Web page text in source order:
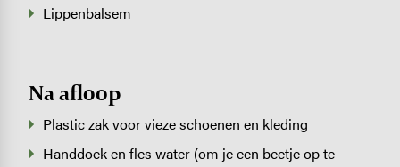
Lippenbalsem
Na afloop
Plastic zak voor vieze schoenen en kleding
Handdoek en fles water (om je een beetje op te